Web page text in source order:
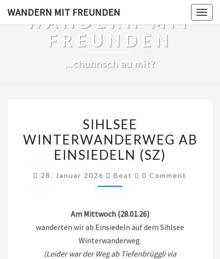
WANDERN MIT FREUNDEN
WANDERN MIT
FREUNDEN
…chunnsch au mit?
WINTERWANDERWEG
AB
EINSIEDELN
SIHLSEE
WINTERWANDERWEG AB
EINSIEDELN (SZ)
28. Januar 2026 Beat Comments
0 Comment
Am Mittwoch (28.01.26)
wanderten wir ab Einsiedeln auf dem Sihlsee
Winterwanderweg.
(Leider war der Weg ab Tiefenbrüggli via